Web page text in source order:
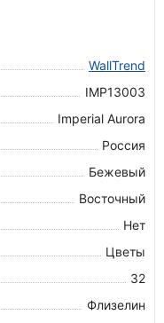
WallTrend
IMP13003
Imperial Aurora
Россия
Бежевый
Восточный
Нет
Цветы
32
Флизелин